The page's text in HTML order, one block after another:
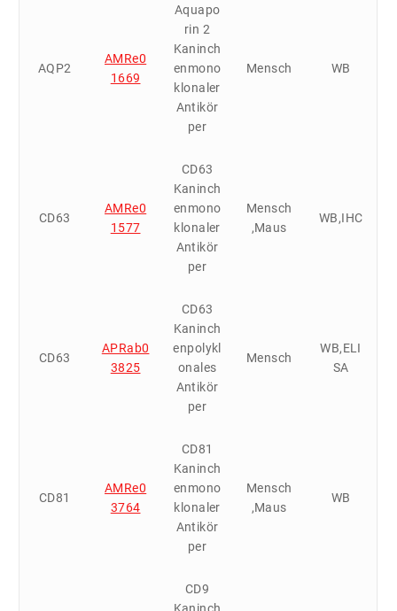
AQP2
AMRe0
1669
Aquapo
rin 2
Kaninch
enmono
klonaler
Antikör
per
Mensch WB
CD63
AMRe0
1577
CD63
Kaninch
enmono
klonaler
Antikör
per
Mensch
,Maus
WB,IHC
CD63
APRab0
3825
CD63
Kaninch
enpolykl
onales
Antikör
per
Mensch
WB,ELI
SA
CD81
AMRe0
3764
CD81
Kaninch
enmono
klonaler
Antikör
per
Mensch
,Maus
WB
CD9
Kaninch